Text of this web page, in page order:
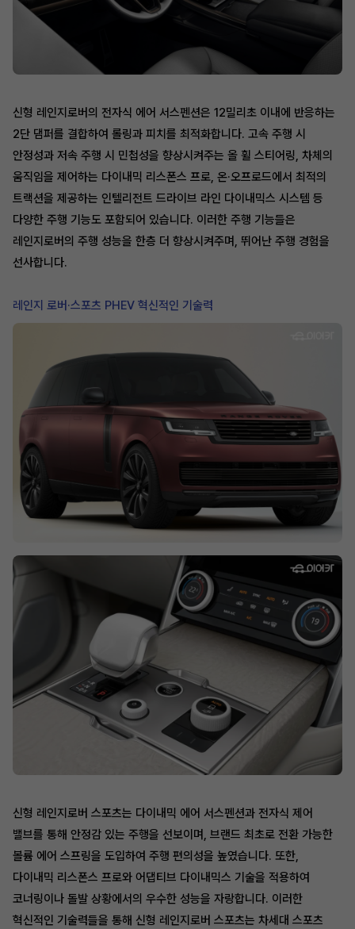
신형 레인지로버의 전자식 에어 서스펜션은 12밀리초 이내에 반응하는
2단 댐퍼를 결합하여 롤링과 피치를 최적화합니다. 고속 주행 시
안정성과 저속 주행 시 민첩성을 향상시켜주는 올 휠 스티어링, 차체의
움직임을 제어하는 다이내믹 리스폰스 프로, 온·오프로드에서 최적의
트랙션을 제공하는 인텔리전트 드라이브 라인 다이내믹스 시스템 등
다양한 주행 기능도 포함되어 있습니다. 이러한 주행 기능들은
레인지로버의 주행 성능을 한층 더 향상시켜주며, 뛰어난 주행 경험을
선사합니다.
레인지 로버·스포츠 PHEV 혁신적인 기술력
신형 레인지로버 스포츠는 다이내믹 에어 서스펜션과 전자식 제어
밸브를 통해 안정감 있는 주행을 선보이며, 브랜드 최초로 전환 가능한
볼륨 에어 스프링을 도입하여 주행 편의성을 높였습니다. 또한,
다이내믹 리스폰스 프로와 어댑티브 다이내믹스 기술을 적용하여
코너링이나 돌발 상황에서의 우수한 성능을 자랑합니다. 이러한
혁신적인 기술력들을 통해 신형 레인지로버 스포츠는 차세대 스포츠